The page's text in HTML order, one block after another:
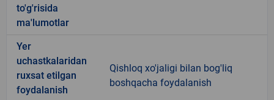
to'g'risida
ma'lumotlar
Yer
uchastkalaridan
ruxsat etilgan
foydalanish
Qishloq xo'jaligi bilan bog'liq
boshqacha foydalanish